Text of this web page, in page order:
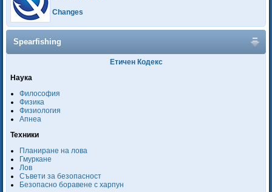
Changes
Spearfishing
Етичен Кодекс
Наука
Философия
Физика
Физиология
Апнеа
Техники
Планиране на лова
Гмуркане
Лов
Съвети за безопасност
Безопасно боравене с харпун